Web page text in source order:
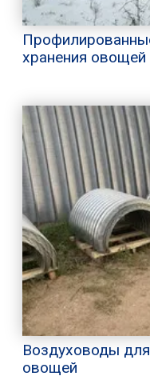
хранения овощей
Воздуховоды
овощей